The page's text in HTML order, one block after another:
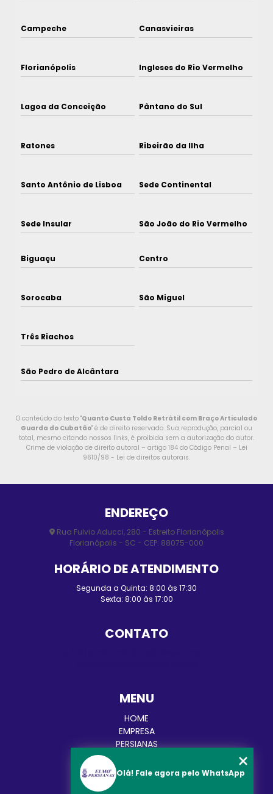
Campeche Canasvieiras
Florianópolis Ingleses do Rio Vermelho
Lagoa da Conceição Pântano do Sul
Ratones Ribeirão da Ilha
Santo Antônio de Lisboa Sede Continental
Sede Insular São João do Rio Vermelho
Biguaçu Centro
Sorocaba São Miguel
Três Riachos
São Pedro de Alcântara
O conteúdo do texto "Quanto Custa Toldo Retrátil com Braço Articulado
Guarda do Cubatão" é de direito reservado. Sua reprodução, parcial ou
total, mesmo citando nossos links, é proibida sem a autorização do autor.
Crime de violação de direito autoral – artigo 184 do Código Penal – Lei
9610/98 - Lei de direitos autorais.
ENDEREÇO
Rua Fulvio Aducci, 280 - Estreito Florianópolis
Florianópolis - SC - CEP: 88075-000
HORÁRIO DE ATENDIMENTO
Segunda a Quinta: 8:00 às 17:30
Sexta: 8:00 às 17:00
CONTATO
MENU
HOME
EMPRESA
PERSIANAS
TOLDOS
Olá! Fale agora pelo WhatsApp